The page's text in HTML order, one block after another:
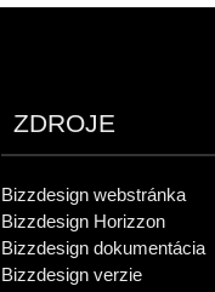
ZDROJE
Bizzdesign webstránka
Bizzdesign Horizzon
Bizzdesign dokumentácia
Bizzdesign verzie